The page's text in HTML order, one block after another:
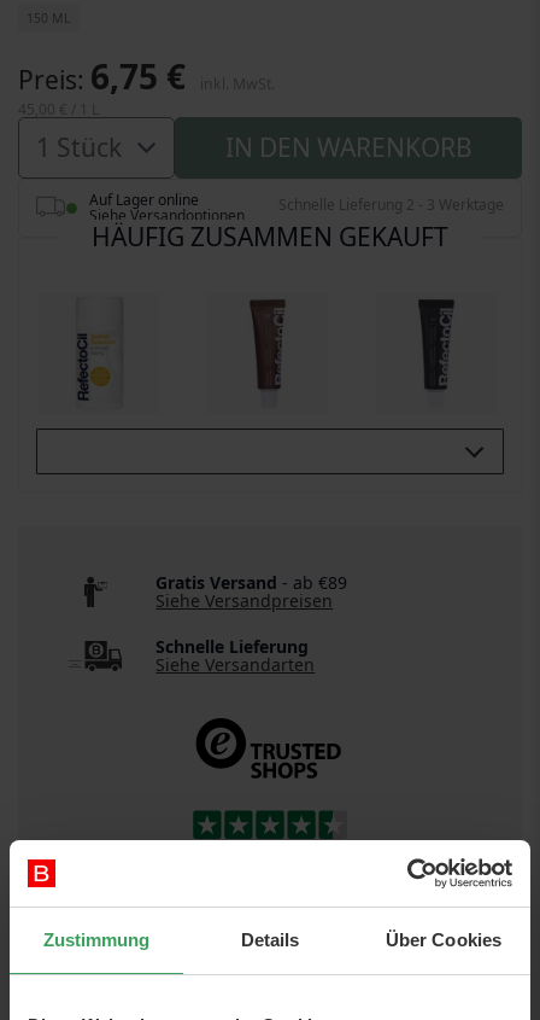
Zustimmung Details Über Cookies
Artikelnr.:
88033389151287
150 ML
Preis 6,75 €
IN DEN WARENKORB
Auf Lager online
Siehe Versandoptionen
Schnelle Lieferung 2 - 3 Werktage
HÄUFIG ZUSAMMEN GEKAUFT
Gratis Versand - ab €89
Siehe Versandpreisen
Schnelle Lieferung
Siehe Versandarten